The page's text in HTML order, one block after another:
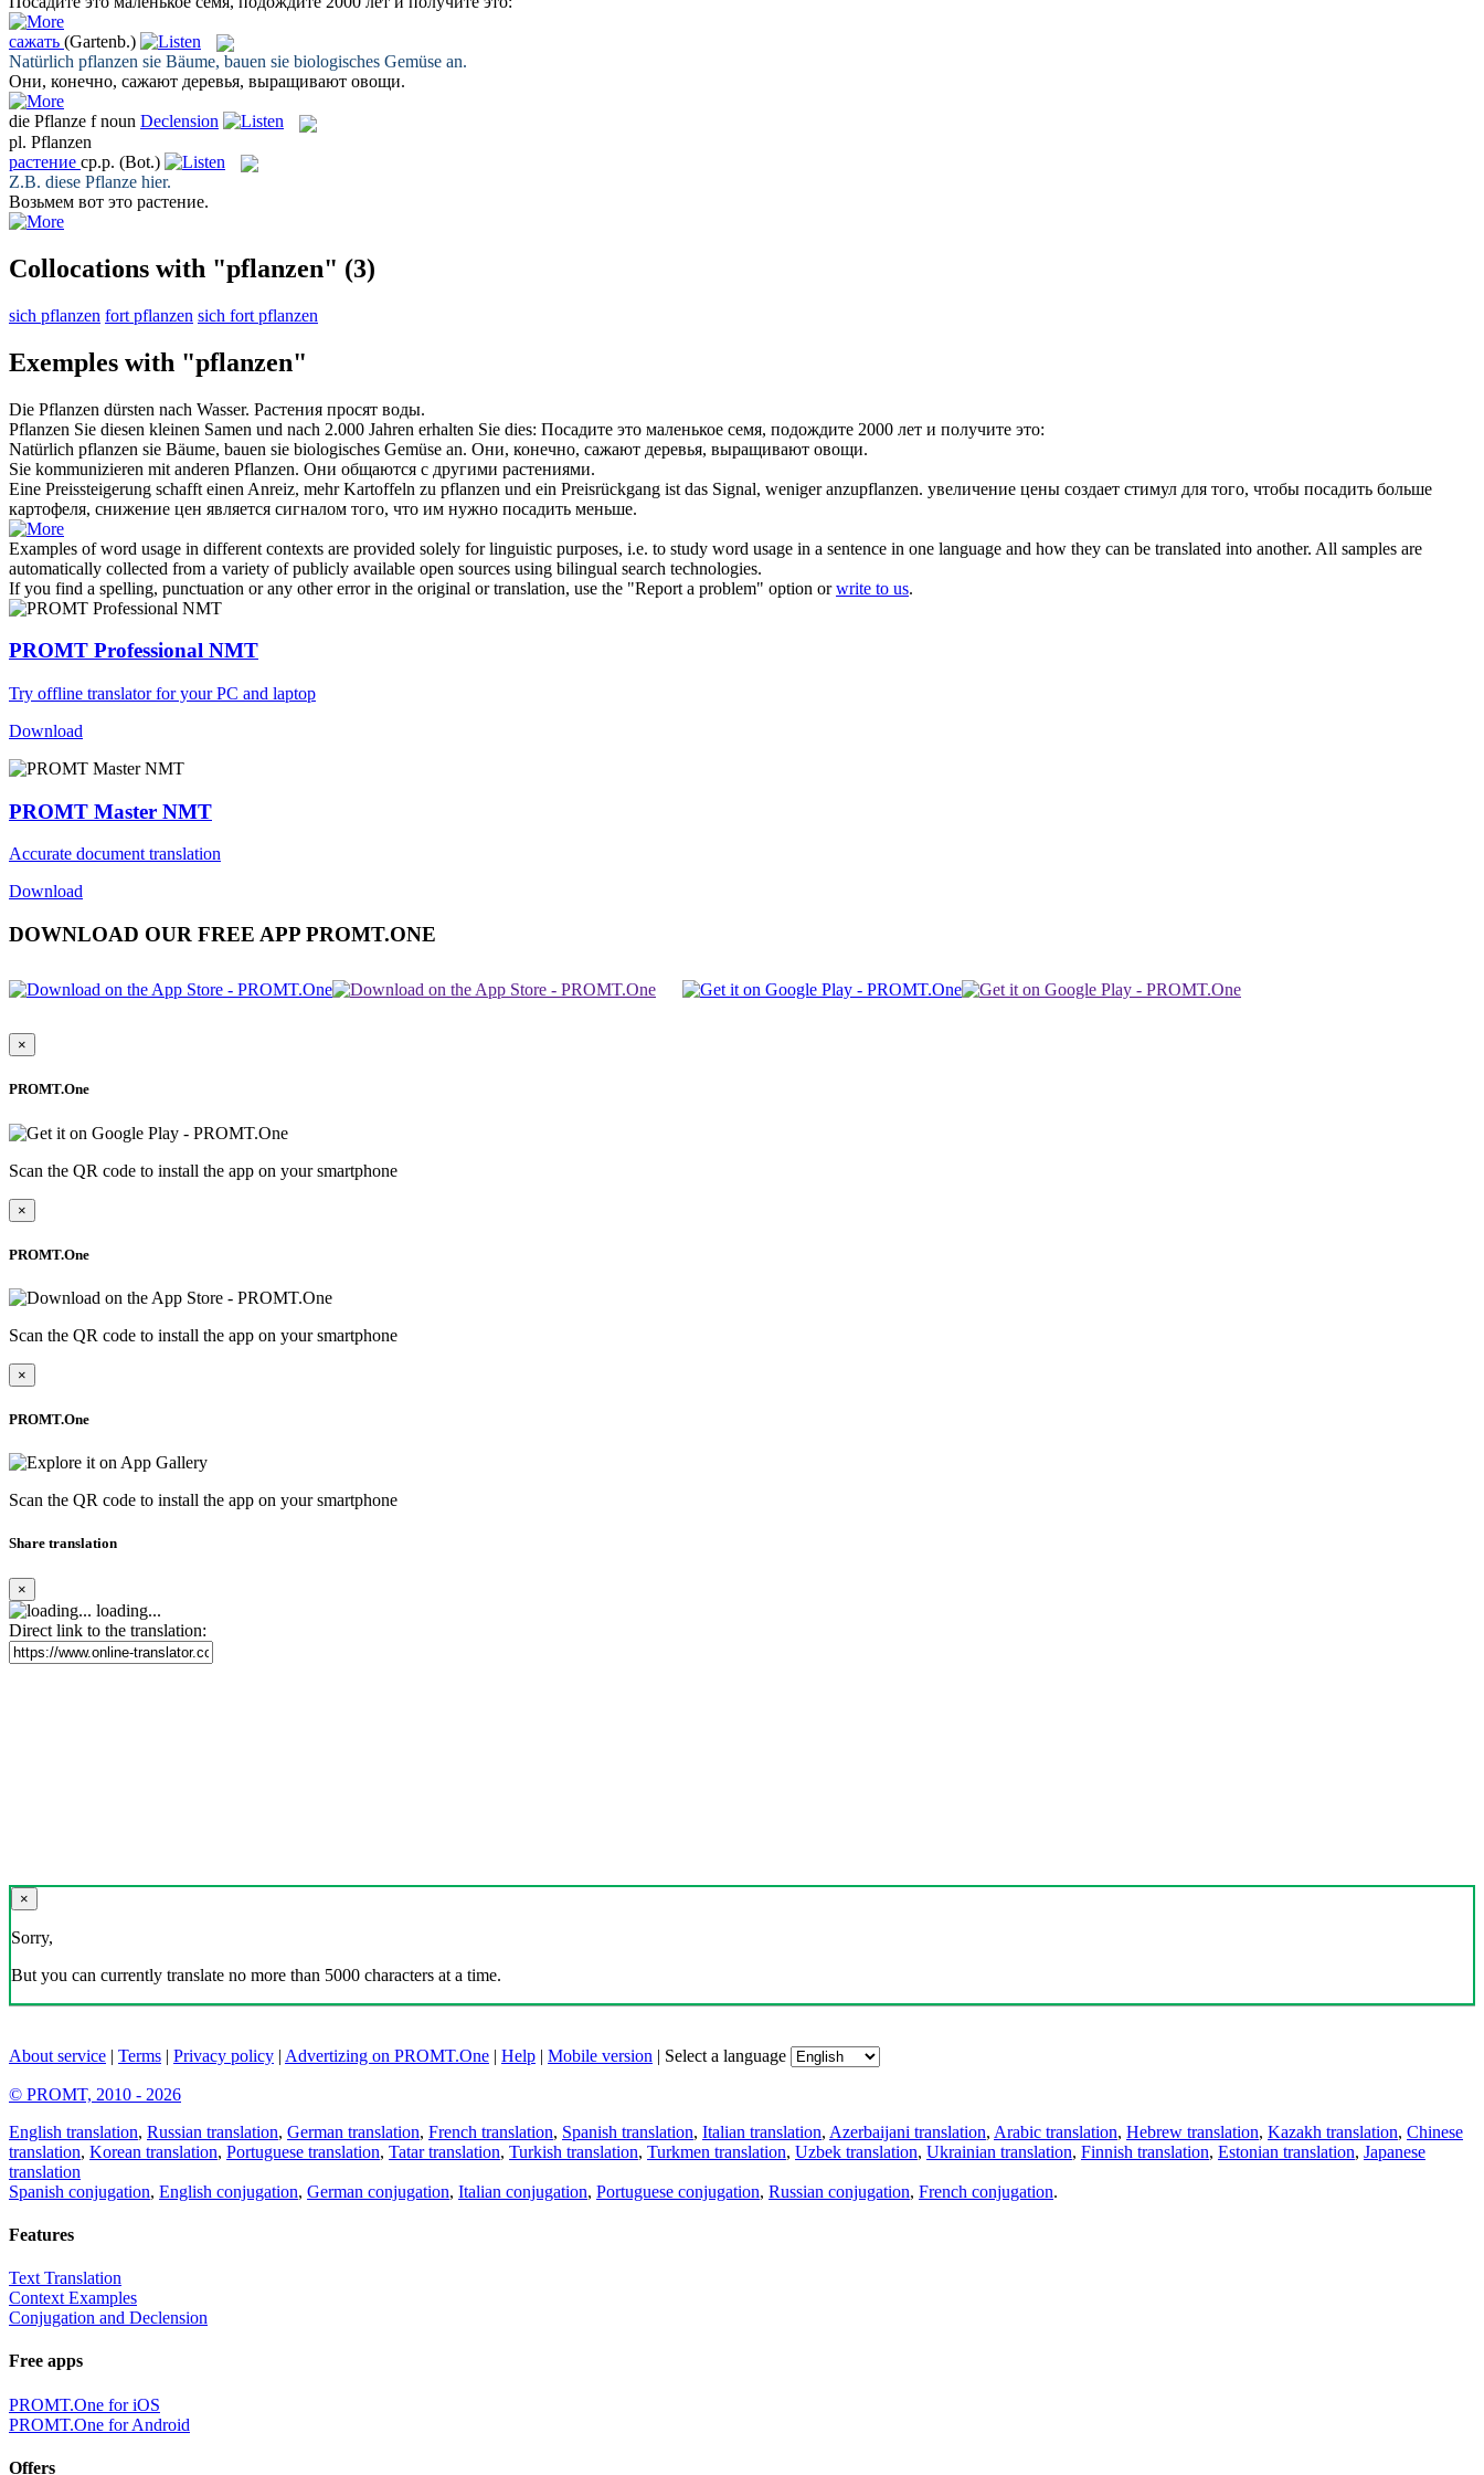
сажать (Gartenb.)
Natürlich pflanzen sie Bäume, bauen sie biologisches Gemüse an.
Они, конечно, сажают деревья, выращивают овощи.
die Pflanze f noun Declension
pl. Pflanzen
растение ср.р. (Bot.)
Z.B. diese Pflanze hier.
Возьмем вот это растение.
Collocations with "pflanzen" (3)
sich pflanzen fort pflanzen sich fort pflanzen
Exemples with "pflanzen"
Die Pflanzen dürsten nach Wasser. Растения просят воды.
Pflanzen Sie diesen kleinen Samen und nach 2.000 Jahren erhalten Sie dies: Посадите это маленькое семя, подождите 2000 лет и получите это:
Natürlich pflanzen sie Bäume, bauen sie biologisches Gemüse an. Они, конечно, сажают деревья, выращивают овощи.
Sie kommunizieren mit anderen Pflanzen. Они общаются с другими растениями.
Eine Preissteigerung schafft einen Anreiz, mehr Kartoffeln zu pflanzen und ein Preisrückgang ist das Signal, weniger anzupflanzen. увеличение цены создает стимул для того, чтобы посадить больше
картофеля, снижение цен является сигналом того, что им нужно посадить меньше.
Examples of word usage in different contexts are provided solely for linguistic purposes, i.e. to study word usage in a sentence in one language and how they can be translated into another. All samples are
automatically collected from a variety of publicly available open sources using bilingual search technologies.
If you find a spelling, punctuation or any other error in the original or translation, use the "Report a problem" option orwrite to us.
PROMT Professional NMT
Try offline translator for your PC and laptop
Download
PROMT Master NMT
Accurate document translation
Download
DOWNLOAD OUR FREE APP PROMT.ONE
×
PROMT.One
Scan the QR code to install the app on your smartphone
×
PROMT.One
Scan the QR code to install the app on your smartphone
×
PROMT.One
Scan the QR code to install the app on your smartphone
Share translation
×
loading...
Direct link to the translation:
×
Sorry,
But you can currently translate no more than 5000 characters at a time.
About service | Terms | Privacy policy | Advertizing on PROMT.One | Help | Mobile version | Select a language
© PROMT, 2010 - 2026
English translation, Russian translation, German translation, French translation, Spanish translation, Italian translation, Azerbaijani translation, Arabic translation, Hebrew translation, Kazakh translation, Chinese
translation, Korean translation, Portuguese translation, Tatar translation, Turkish translation, Turkmen translation, Uzbek translation, Ukrainian translation, Finnish translation, Estonian translation, Japanese
translation
Spanish conjugation, English conjugation, German conjugation, Italian conjugation, Portuguese conjugation, Russian conjugation, French conjugation.
Features
Text Translation
Context Examples
Conjugation and Declension
Free apps
PROMT.One for iOS
PROMT.One for Android
Offers